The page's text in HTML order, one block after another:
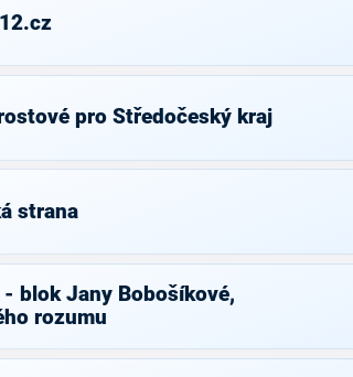
pro Středočeský kraj
strana
- blok Jany Bobošíkové,
rozumu